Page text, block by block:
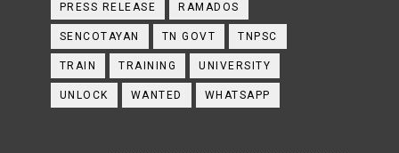
PRESS RELEASE RAMADOS
SENCOTAYAN TN GOVT TNPSC
TRAIN TRAINING UNIVERSITY
UNLOCK WANTED WHATSAPP